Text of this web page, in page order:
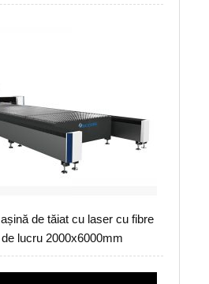
de tăiat cu laser cu fibre
lucru 2000x6000mm